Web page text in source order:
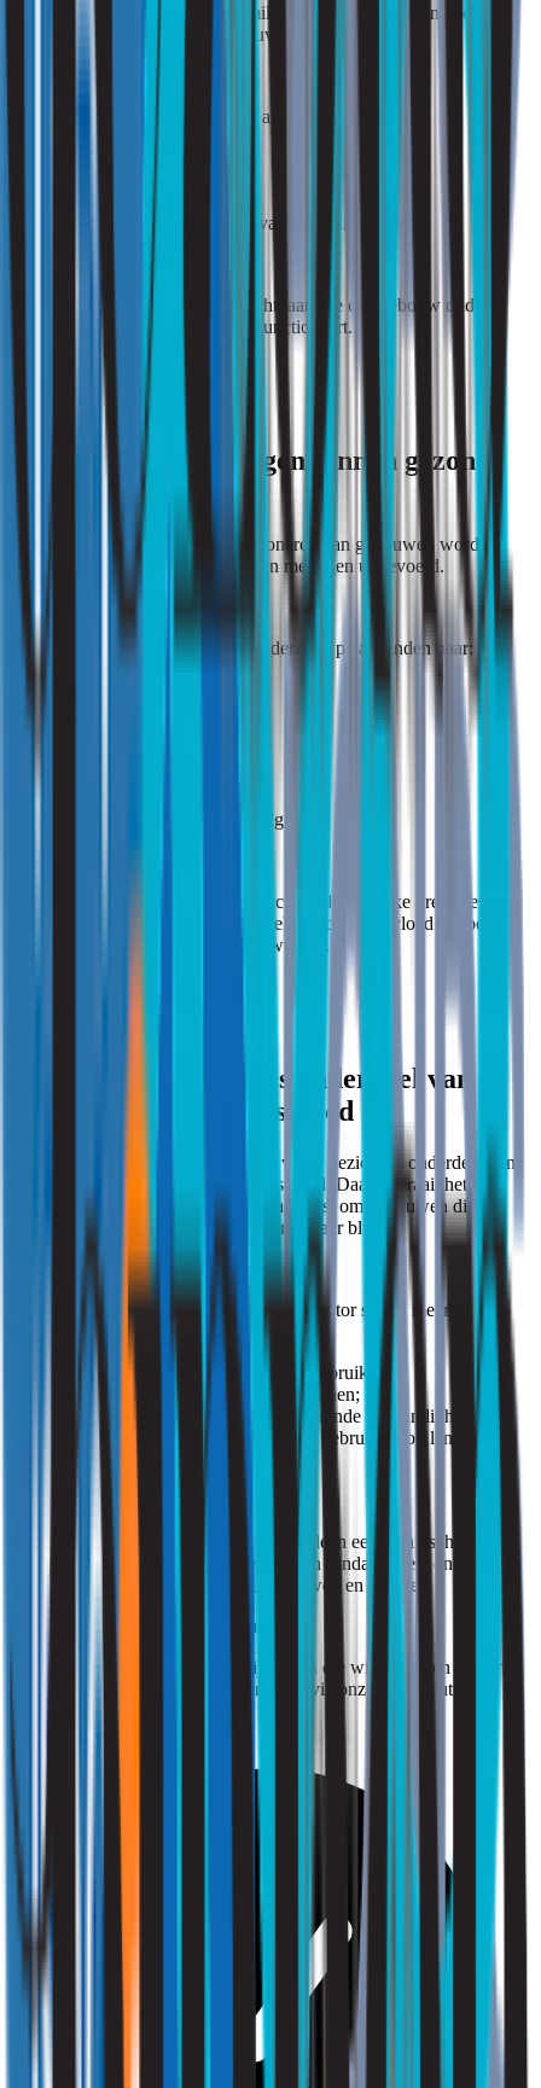
gezondheid, comfort en binnenmilieu nadrukkelijk meenemen
binnen de beoordeling van gebouwen.
Daardoor groeit ook de behoefte aan:
en objectieve beoordeling van het binnenmilieu.
Juist praktijkonderzoek maakt zichtbaar hoe een gebouw onder
representatieve omstandigheden functioneert.
Onderzoek en metingen binnen gezonde
gebouwen
Om inzicht te krijgen in het functioneren van gebouwen worden
steeds vaker technische analyses en metingen uitgevoerd.
Afhankelijk van de situatie kan onderzoek plaatsvinden naar:
en microbiologische belasting.
Dergelijke onderzoeken geven inzicht in de feitelijke prestaties van
een gebouw en maken zichtbaar welke factoren invloed hebben op
comfort, gezondheid en gebruikskwaliteit.
Gezonde gebouwen als onderdeel van
toekomstbestendig vastgoed
Gezonde gebouwen worden steeds vaker gezien als onderdeel van
duurzaam en toekomstbestendig vastgoed. Daarbij draait het niet
uitsluitend om energiebesparing, maar juist om gebouwen die
langdurig comfortabel, gezond en bruikbaar blijven.
Hierdoor verschuift de focus binnen de sector steeds meer naar
gebouwen die:
aantoonbaar functioneren tijdens gebruik;
een gezond binnenmilieu ondersteunen;
comfortabel blijven onder veranderende omstandigheden;
en aansluiten op de behoeften van gebruikers op lange
Gezonde gebouwen zijn daarmee niet alleen een technische of
duurzame ambitie, maar steeds vaker een fundamenteel onderdeel
van toekomstbestendig ontwerpen, bouwen en beheren.
Strooming: Binnengewoon goed!
Bent u benieuwd naar de mogelijkheden die wij u kunnen bieden?
Vraag dan een vrijblijvende offerte aan via onze offertebutton.